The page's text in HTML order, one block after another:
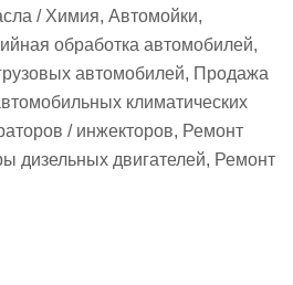
/ Химия, Автомойки,
обработка автомобилей,
автомобилей, Продажа
климатических
/ инжекторов, Ремонт
дизельных двигателей, Ремонт